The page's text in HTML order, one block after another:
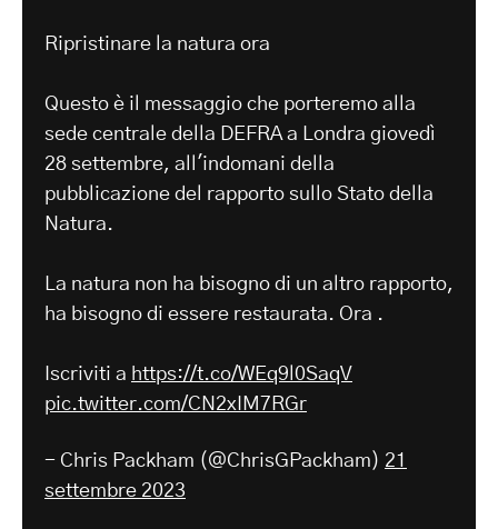
Ripristinare la natura ora
Questo è il messaggio che porteremo alla
sede centrale della DEFRA a Londra giovedì
28 settembre, all'indomani della
pubblicazione del rapporto sullo Stato della
Natura.
La natura non ha bisogno di un altro rapporto,
ha bisogno di essere restaurata. Ora .
Iscriviti a https://t.co/WEq9l0SaqV
pic.twitter.com/CN2xIM7RGr
- Chris Packham (@ChrisGPackham) 21
settembre 2023